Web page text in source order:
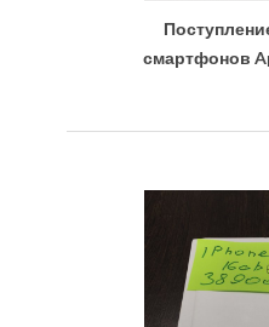
смартфонов